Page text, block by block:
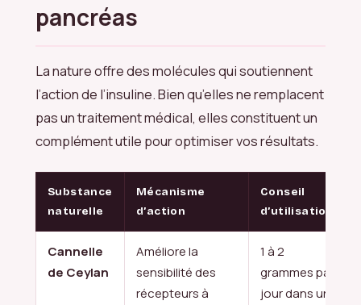
pancréas
La nature offre des molécules qui soutiennent
l’action de l’insuline. Bien qu’elles ne remplacent
pas un traitement médical, elles constituent un
complément utile pour optimiser vos résultats.
Substance
naturelle
Mécanisme
d’action
Conseil
d’utilisation
Cannelle
de Ceylan
Améliore la
sensibilité des
récepteurs à
1 à 2
grammes par
jour dans un